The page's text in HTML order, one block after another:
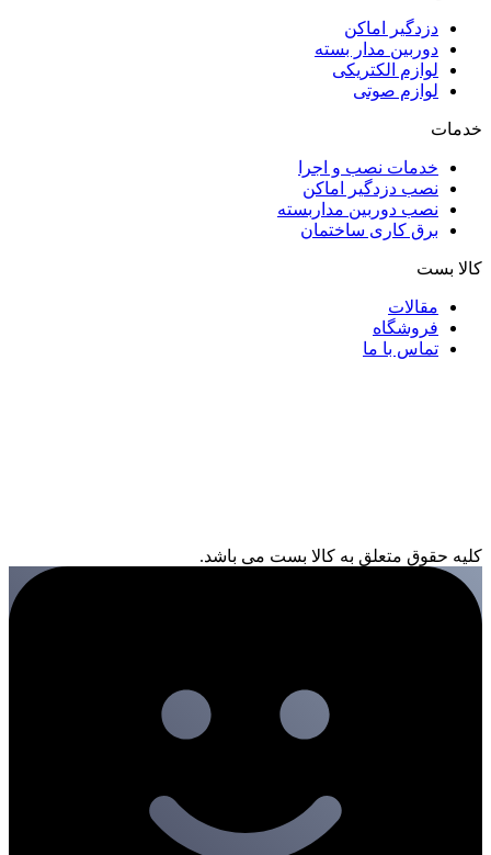
دزدگیر اماکن
دوربین مدار بسته
لوازم الکتریکی
لوازم صوتی
خدمات
خدمات نصب و اجرا
نصب دزدگیر اماکن
نصب دوربین مداربسته
برق کاری ساختمان
کالا بست
مقالات
فروشگاه
تماس با ما
کلیه حقوق متعلق به کالا بست می باشد.